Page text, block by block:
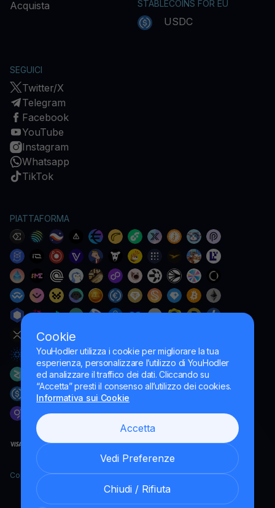
Cookie
YouHodler utilizza i cookie per migliorare la tua
esperienza, personalizzare l’utilizzo di YouHodler
ed analizzare il traffico dei dati. Cliccando su
“Accetta” presti il consenso all’utilizzo dei cookies.
Informativa sui Cookie
Accetta
Vedi Preferenze
Chiudi / Rifiuta
Acquista
STABLECOINS FOR EU
USDC
SEGUICI
Twitter/X
Telegram
Facebook
YouTube
Instagram
Whatsapp
TikTok
PIATTAFORMA
Copyright YouHodler, 2026.